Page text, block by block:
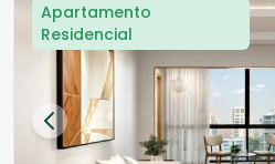
Apartamento
Residencial